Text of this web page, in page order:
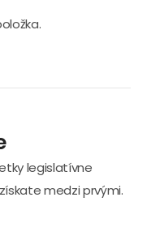
legislatívne
medzi prvými.